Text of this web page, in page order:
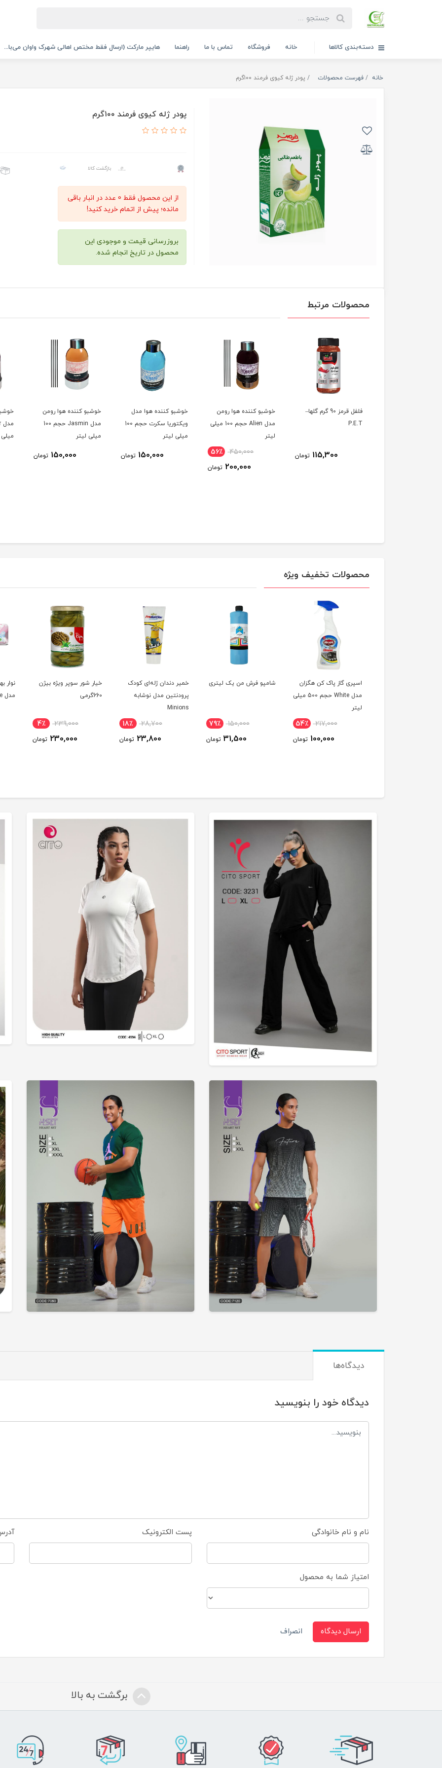
دسته‌بندی کالاها خانه فروشگاه تماس با ما راهنما هایپر مارکت (ارسال فقط مختص اهالی شهرک واوان می‌با...
خانه فهرست محصولات پودر ژله کیوی فرمند ۱۰۰گرم
پودر ژله کیوی فرمند ۱۰۰گرم
بازگشت کالا
از این محصول فقط 0 عدد در انبار باقی
مانده؛ پیش از اتمام خرید کنید!
بروزرسانی قیمت و موجودی این
محصول در تاریخ انجام شده.
محصولات مرتبط
فلفل قرمز 90 گرم گلها–
P.E.T
115,300 تومان
خوشبو کننده هوا رومن
مدل Alien حجم 100 میلی
لیتر
450,000 56٪
200,000 تومان
خوشبو کننده هوا مدل
ویکتوریا سکرت حجم 100
میلی لیتر
150,000 تومان
خوشبو کننده هوا رومن
مدل Jasmin حجم 100
میلی لیتر
150,000 تومان
میلی
محصولات تخفیف ویژه
اسپری گاز پاک کن هگزان
مدل White حجم 500 میلی
لیتر
217,000 54٪
100,000 تومان
شامپو فرش من یک لیتری
150,000 79٪
31,500 تومان
خمیر دندان ژله‌ای کودک
پرودنتین مدل نوشابه
Minions
28,700 18٪
23,800 تومان
خیار شور سوپر ویژه بیژن
660گرمی
239,000 4٪
230,000 تومان
نوار
مدل sensitive
دیدگاه‌ها
دیدگاه خود را بنویسید
نام و نام خانوادگی پست الکترونیک
امتیاز شما به محصول
ارسال دیدگاه انصراف
برگشت به بالا